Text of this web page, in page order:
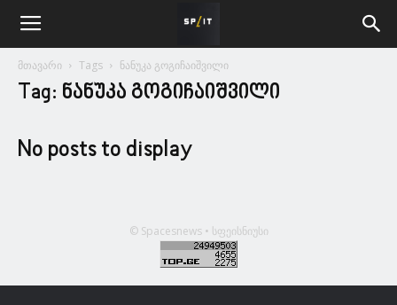
მთავარი Tags ნანუკა გოგიჩაიშვილი
Tag: ნანუკა გოგიჩაიშვილი
No posts to display
© Spacesnews • სფეისნიუსი